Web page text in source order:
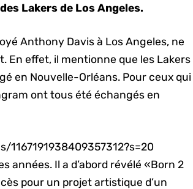
Lakers de Los Angeles.
Anthony Davis à Los Angeles, ne
En effet, il mentionne que les Lakers
en Nouvelle-Orléans. Pour ceux qui
ont tous été échangés en
années. Il a d’abord révélé «Born 2
pour un projet artistique d’un